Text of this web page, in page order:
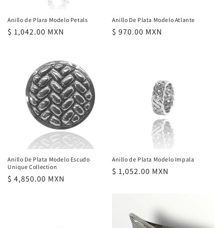
Anillo de Plara Modelo Petals
Precio
$ 1,042.00 MXN
Anillo De Plata Modelo Atlante
Precio
$ 970.00 MXN
Anillo De Plata Modelo Escudo
Unique Collection
Precio
$ 4,850.00 MXN
Anillo de Plata Modelo Impala
Precio
$ 1,052.00 MXN